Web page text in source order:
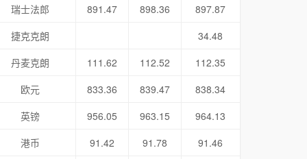
瑞士法郎
891.47 898.36
897.87
捷克克朗
34.48
丹麦克朗
111.62 112.52
112.35
欧元
833.36 839.47
838.34
英镑
956.05 963.15
964.13
港币
91.42 91.78
91.46